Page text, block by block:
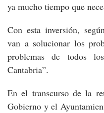
ya mucho tiempo que
Con esta inversión,
van a solucionar los
problemas de todos
Cantabria”.
En el transcurso de la
Gobierno y el